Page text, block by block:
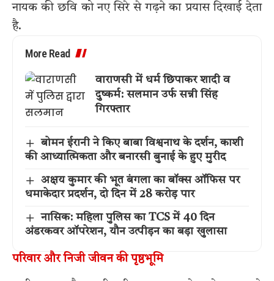
नायक की छवि को नए सिरे से गढ़ने का प्रयास दिखाई देता
है.
More Read
वाराणसी में धर्म छिपाकर शादी व
दुष्कर्म: सलमान उर्फ सन्नी सिंह
गिरफ्तार
बोमन ईरानी ने किए बाबा विश्वनाथ के दर्शन, काशी
की आध्यात्मिकता और बनारसी बुनाई के हुए मुरीद
अक्षय कुमार की भूत बंगला का बॉक्स ऑफिस पर
धमाकेदार प्रदर्शन, दो दिन में 28 करोड़ पार
नासिक: महिला पुलिस का TCS में 40 दिन
अंडरकवर ऑपरेशन, यौन उत्पीड़न का बड़ा खुलासा
परिवार और निजी जीवन की पृष्ठभूमि